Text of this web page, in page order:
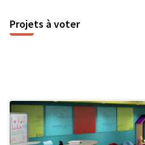
Projets à voter